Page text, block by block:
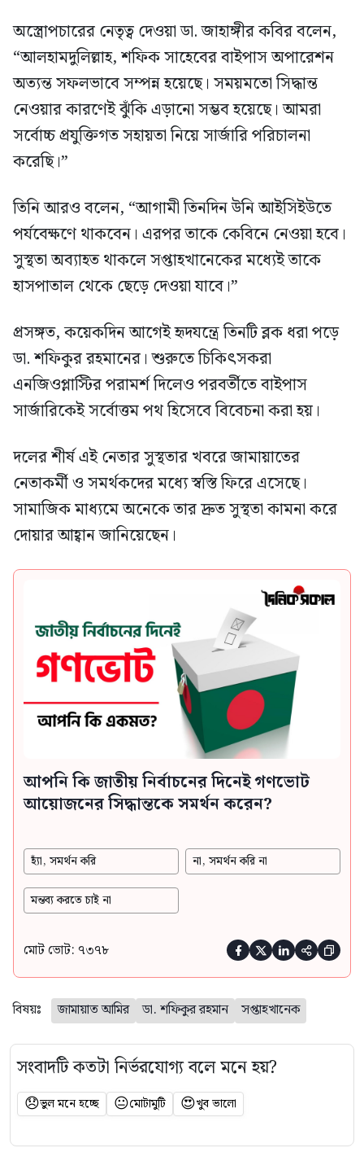
অস্ত্রোপচারের নেতৃত্ব দেওয়া ডা. জাহাঙ্গীর কবির বলেন,
“আলহামদুলিল্লাহ, শফিক সাহেবের বাইপাস অপারেশন
অত্যন্ত সফলভাবে সম্পন্ন হয়েছে। সময়মতো সিদ্ধান্ত
নেওয়ার কারণেই ঝুঁকি এড়ানো সম্ভব হয়েছে। আমরা
সর্বোচ্চ প্রযুক্তিগত সহায়তা নিয়ে সার্জারি পরিচালনা
করেছি।”
তিনি আরও বলেন, “আগামী তিনদিন উনি আইসিইউতে
পর্যবেক্ষণে থাকবেন। এরপর তাকে কেবিনে নেওয়া হবে।
সুস্থতা অব্যাহত থাকলে সপ্তাহখানেকের মধ্যেই তাকে
হাসপাতাল থেকে ছেড়ে দেওয়া যাবে।”
প্রসঙ্গত, কয়েকদিন আগেই হৃদযন্ত্রে তিনটি ব্লক ধরা পড়ে
ডা. শফিকুর রহমানের। শুরুতে চিকিৎসকরা
এনজিওপ্লাস্টির পরামর্শ দিলেও পরবর্তীতে বাইপাস
সার্জারিকেই সর্বোত্তম পথ হিসেবে বিবেচনা করা হয়।
দলের শীর্ষ এই নেতার সুস্থতার খবরে জামায়াতের
নেতাকর্মী ও সমর্থকদের মধ্যে স্বস্তি ফিরে এসেছে।
সামাজিক মাধ্যমে অনেকে তার দ্রুত সুস্থতা কামনা করে
দোয়ার আহ্বান জানিয়েছেন।
আপনি কি জাতীয় নির্বাচনের দিনেই গণভোট
আয়োজনের সিদ্ধান্তকে সমর্থন করেন?
হ্যাঁ, সমর্থন করি না, সমর্থন করি না
মন্তব্য করতে চাই না
মোট ভোট: ৭৩৭৮     
বিষয়ঃ জামায়াত আমির ডা. শফিকুর রহমান সপ্তাহখানেক
সংবাদটি কতটা নির্ভরযোগ্য বলে মনে হয়?
😞ভুল মনে হচ্ছে 😐মোটামুটি 😍খুব ভালো